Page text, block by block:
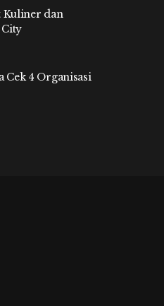
Kuliner dan
City
Cek 4 Organisasi